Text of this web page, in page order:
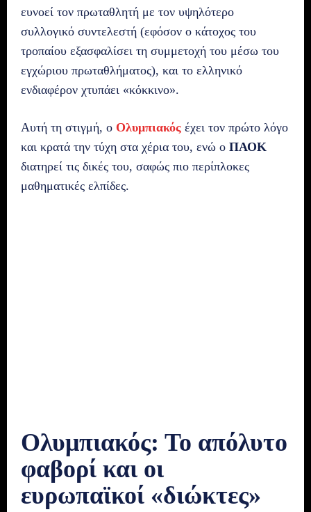
ευνοεί τον πρωταθλητή με τον υψηλότερο
συλλογικό συντελεστή (εφόσον ο κάτοχος του
τροπαίου εξασφαλίσει τη συμμετοχή του μέσω του
εγχώριου πρωταθλήματος), και το ελληνικό
ενδιαφέρον χτυπάει «κόκκινο».
Αυτή τη στιγμή, ο Ολυμπιακός έχει τον πρώτο λόγο
και κρατά την τύχη στα χέρια του, ενώ ο ΠΑΟΚ
διατηρεί τις δικές του, σαφώς πιο περίπλοκες
μαθηματικές ελπίδες.
Ολυμπιακός: Το απόλυτο
φαβορί και οι
ευρωπαϊκοί «διώκτες»